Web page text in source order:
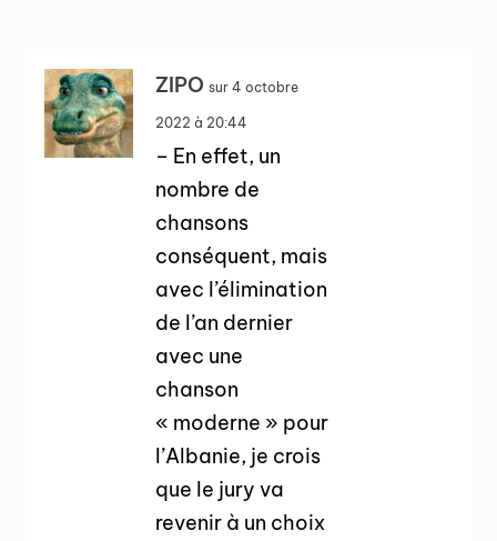
ZIPO sur 4 octobre
2022 à 20:44
– En effet, un
nombre de
chansons
conséquent, mais
avec l’élimination
de l’an dernier
avec une
chanson
« moderne » pour
l’Albanie, je crois
que le jury va
revenir à un choix